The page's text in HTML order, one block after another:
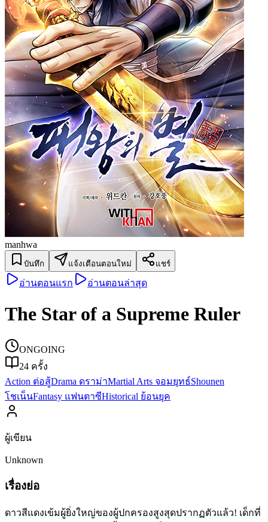
manhwa
บันทึก แจ้งเตือนตอนใหม่ แชร์
อ่านตอนแรก อ่านตอนล่าสุด
The Star of a Supreme Ruler
ONGOING
24 ครั้ง
Action ต่อสู้Drama ดราม่าMartial Arts จอมยุทธ์Shounen
โชเน็นFantasy แฟนตาซีHistorical ย้อนยุค
ผู้เขียน
Unknown
เรื่องย่อ
ดาวสีแดงเข้มผู้ยิ่งใหญ่ของผู้ปกครองสูงสุดปรากฏตัวแล้ว! เด็กที่